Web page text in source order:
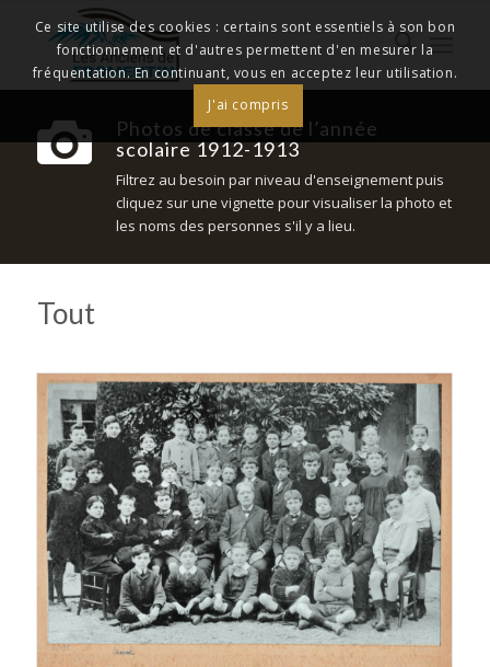
Photos de classe de l’année
scolaire 1912-1913
Filtrez au besoin par niveau d'enseignement puis
cliquez sur une vignette pour visualiser la photo et
les noms des personnes s'il y a lieu.
Tout
Ce site utilise des cookies : certains sont essentiels à son bon
fonctionnement et d'autres permettent d'en mesurer la
fréquentation. En continuant, vous en acceptez leur utilisation.
J'ai compris